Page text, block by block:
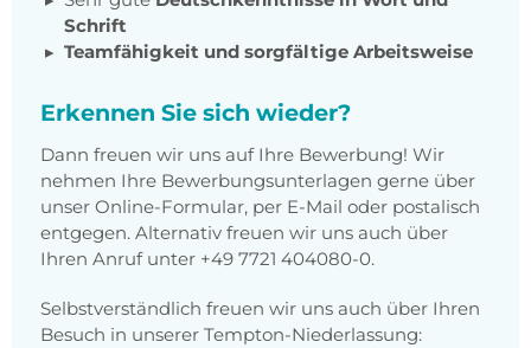
Schrift
Teamfähigkeit und sorgfältige Arbeitsweise
Erkennen Sie sich wieder?
Dann freuen wir uns auf Ihre Bewerbung! Wir
nehmen Ihre Bewerbungsunterlagen gerne über
unser Online-Formular, per E-Mail oder postalisch
entgegen. Alternativ freuen wir uns auch über
Ihren Anruf unter +49 7721 404080-0.
Selbstverständlich freuen wir uns auch über Ihren
Besuch in unserer Tempton-Niederlassung: